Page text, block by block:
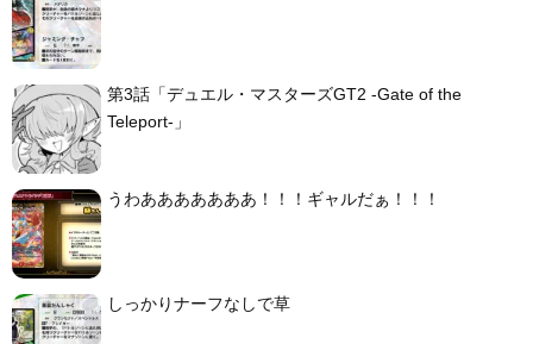
第3話「デュエル・マスターズGT2 -Gate of the
Teleport-」
うわあああああああ！！！ギャルだぁ！！！
しっかりナーフなしで草